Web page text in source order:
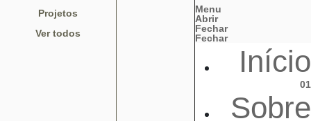
Projetos
Ver todos
Menu
Abrir
Fechar
Fechar
Início
01
Sobre